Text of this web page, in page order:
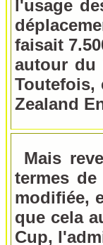
l'usage
faisait
autour du
Toutefois,
Zealand
Mais
termes
modifiée,
que cela
Cup,